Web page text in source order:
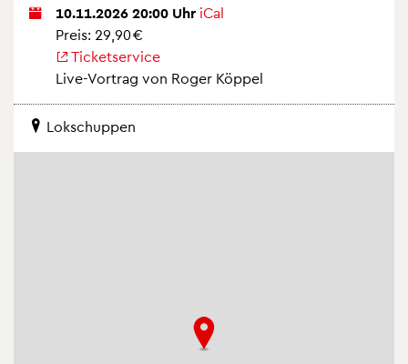
10.11.2026 20:00 Uhr iCal
Preis: 29,90 €
Ti­cket­ser­vice
Live-Vor­trag von Roger Köp­pel
Lok­schup­pen